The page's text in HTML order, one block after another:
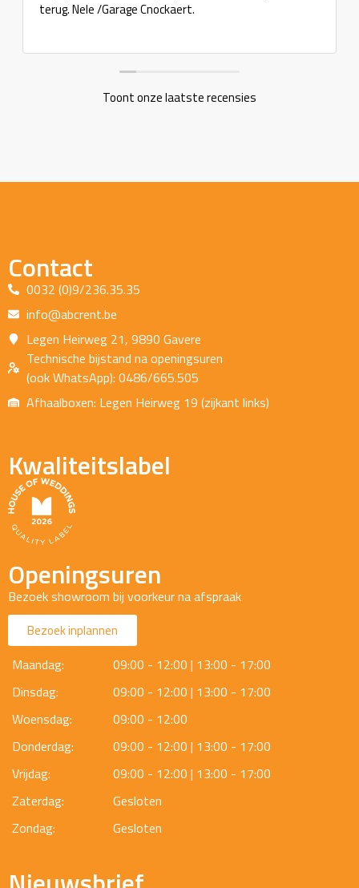
terug. Nele /Garage Cnockaert.
Toont onze laatste recensies
Contact
0032 (0)9/236.35.35
info@abcrent.be
Legen Heirweg 21, 9890 Gavere
Technische bijstand na openingsuren
(ook WhatsApp): 0486/665.505
Afhaalboxen: Legen Heirweg 19 (zijkant links)
Kwaliteitslabel
Openingsuren
Bezoek showroom bij voorkeur na afspraak
Bezoek inplannen
Maandag:
09:00 - 12:00 | 13:00 - 17:00
Dinsdag:
09:00 - 12:00 | 13:00 - 17:00
Woensdag:
09:00 - 12:00
Donderdag:
09:00 - 12:00 | 13:00 - 17:00
Vrijdag:
09:00 - 12:00 | 13:00 - 17:00
Zaterdag:
Gesloten
Zondag:
Gesloten